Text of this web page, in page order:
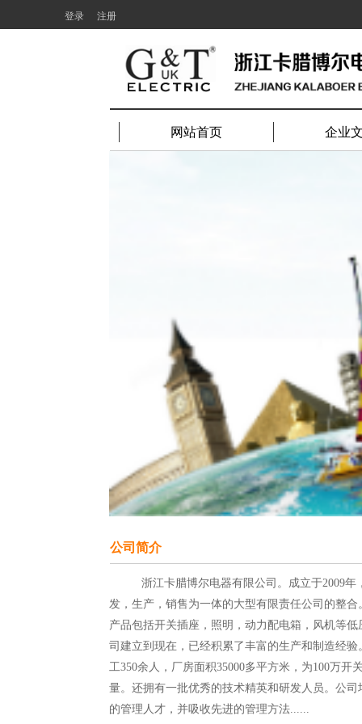
登录 注册
网站首页 企业
公司简介
发，生产，销售为一体的大型有限责任公司的整合
产品包括开关插座，照明，动力配电箱，风机等低
司建立到现在，已经积累了丰富的生产和制造经验
工350余人，厂房面积35000多平方米，为100万开
量。还拥有一批优秀的技术精英和研发人员。公司
的管理人才，并吸收先进的管理方法......